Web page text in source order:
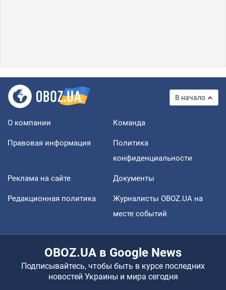
В начало
О компании Команда
Правовая информация
Политика
конфиденциальности
Реклама на сайте Документы
Редакционная политика
Журналисты OBOZ.UA на
месте событий
OBOZ.UA в Google News
Подписывайтесь, чтобы быть в курсе последних
новостей Украины и мира сегодня